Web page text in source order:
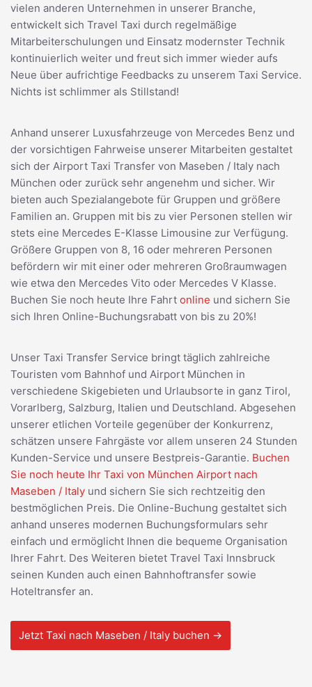
vielen anderen Unternehmen in unserer Branche,
entwickelt sich Travel Taxi durch regelmäßige
Mitarbeiterschulungen und Einsatz modernster Technik
kontinuierlich weiter und freut sich immer wieder aufs
Neue über aufrichtige Feedbacks zu unserem Taxi Service.
Nichts ist schlimmer als Stillstand!
Anhand unserer Luxusfahrzeuge von Mercedes Benz und
der vorsichtigen Fahrweise unserer Mitarbeiten gestaltet
sich der Airport Taxi Transfer von Maseben / Italy nach
München oder zurück sehr angenehm und sicher. Wir
bieten auch Spezialangebote für Gruppen und größere
Familien an. Gruppen mit bis zu vier Personen stellen wir
stets eine Mercedes E-Klasse Limousine zur Verfügung.
Größere Gruppen von 8, 16 oder mehreren Personen
befördern wir mit einer oder mehreren Großraumwagen
wie etwa den Mercedes Vito oder Mercedes V Klasse.
Buchen Sie noch heute Ihre Fahrt online und sichern Sie
sich Ihren Online-Buchungsrabatt von bis zu 20%!
Unser Taxi Transfer Service bringt täglich zahlreiche
Touristen vom Bahnhof und Airport München in
verschiedene Skigebieten und Urlaubsorte in ganz Tirol,
Vorarlberg, Salzburg, Italien und Deutschland. Abgesehen
unserer etlichen Vorteile gegenüber der Konkurrenz,
schätzen unsere Fahrgäste vor allem unseren 24 Stunden
Kunden-Service und unsere Bestpreis-Garantie. Buchen
Sie noch heute Ihr Taxi von München Airport nach
Maseben / Italy und sichern Sie sich rechtzeitig den
bestmöglichen Preis. Die Online-Buchung gestaltet sich
anhand unseres modernen Buchungsformulars sehr
einfach und ermöglicht Ihnen die bequeme Organisation
Ihrer Fahrt. Des Weiteren bietet Travel Taxi Innsbruck
seinen Kunden auch einen Bahnhoftransfer sowie
Hoteltransfer an.
Jetzt Taxi nach Maseben / Italy buchen →